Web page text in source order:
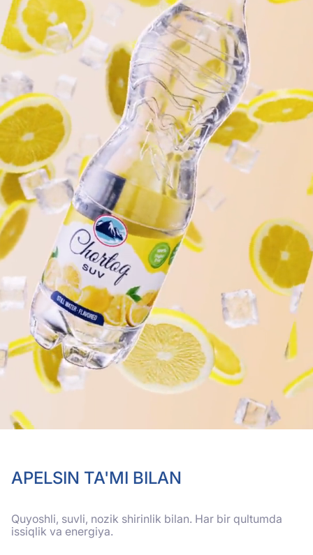
APELSIN TA'MI BILAN
Quyoshli, suvli, nozik shirinlik bilan. Har bir qultumda
issiqlik va energiya.